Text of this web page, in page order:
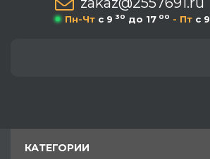
Пн-Чт c 9 30 до 17 00 - Пт c 9
КАТЕГОРИИ